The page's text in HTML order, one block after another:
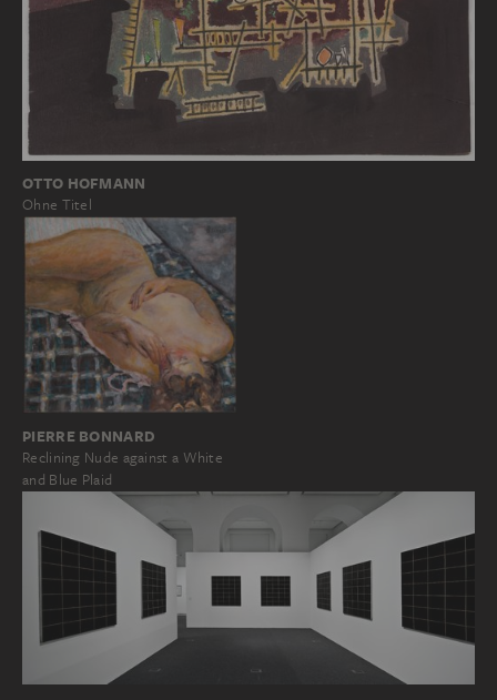
OTTO HOFMANN
Ohne Titel
PIERRE BONNARD
Reclining Nude against a White
and Blue Plaid